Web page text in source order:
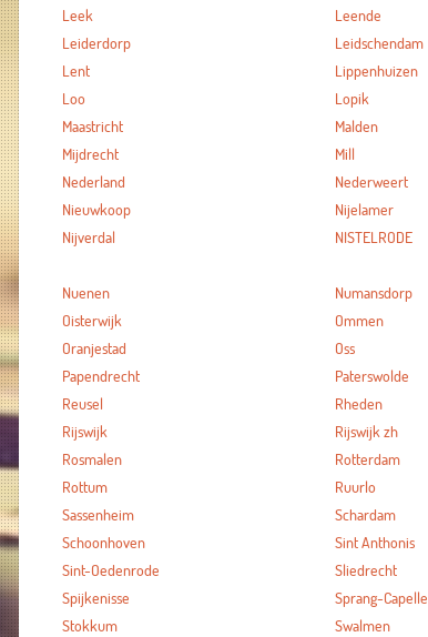
Leek
Leende
Leiderdorp
Leidschendam
Lent
Lippenhuizen
Loo
Lopik
Maastricht
Malden
Mijdrecht
Mill
Nederland
Nederweert
Nieuwkoop
Nijelamer
Nijverdal
NISTELRODE
Nuenen
Numansdorp
Oisterwijk
Ommen
Oranjestad
Oss
Papendrecht
Paterswolde
Reusel
Rheden
Rijswijk
Rijswijk zh
Rosmalen
Rotterdam
Rottum
Ruurlo
Sassenheim
Schardam
Schoonhoven
Sint Anthonis
Sint-Oedenrode
Sliedrecht
Spijkenisse
Sprang-Capelle
Stokkum
Swalmen